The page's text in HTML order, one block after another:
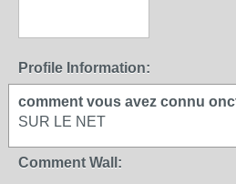
Profile Information:
comment vous avez connu
SUR LE NET
Comment Wall: